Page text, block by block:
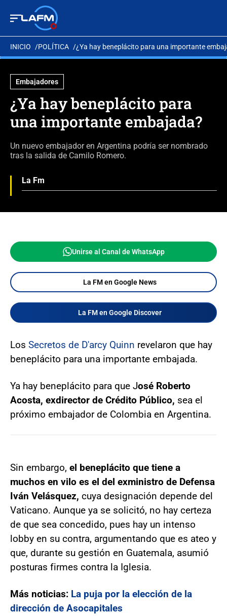
INICIO POLÍTICA ¿Ya hay beneplácito para una importante
Embajadores
¿Ya hay beneplácito para
una importante embajada?
Un nuevo embajador en Argentina podría ser nombrado
tras la salida de Camilo Romero.
La Fm
Unirse al Canal de WhatsApp
La FM en Google News
La FM en Google Discover
Los Secretos de D'arcy Quinn revelaron que hay
beneplácito para una importante embajada.
Ya hay beneplácito para que José Roberto
Acosta, exdirector de Crédito Público, sea el
próximo embajador de Colombia en Argentina.
Sin embargo, el beneplácito que tiene a
muchos en vilo es el del exministro de Defensa
Iván Velásquez, cuya designación depende del
Vaticano. Aunque ya se solicitó, no hay certeza
de que sea concedido, pues hay un intenso
lobby en su contra, argumentando que es ateo y
que, durante su gestión en Guatemala, asumió
posturas firmes contra la Iglesia.
Más noticias: La puja por la elección de la
dirección de Asocapitales